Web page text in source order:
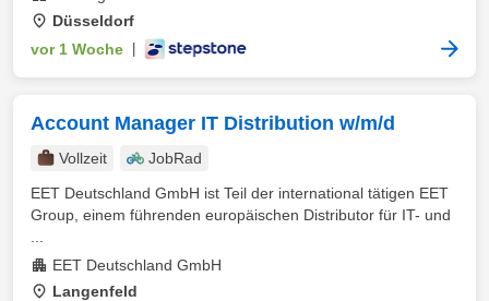
Düsseldorf
vor 1 Woche
Account Manager IT Distribution w/m/d
Vollzeit
JobRad
EET Deutschland GmbH ist Teil der international tätigen EET
Group, einem führenden europäischen Distributor für IT- und
EET Deutschland GmbH
Langenfeld